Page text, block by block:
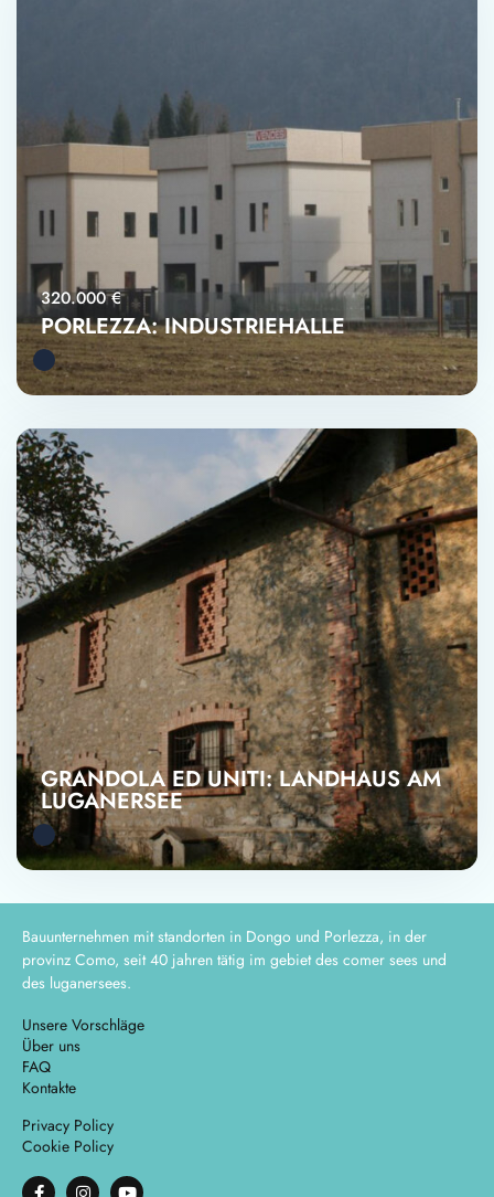
320.000 €
PORLEZZA: INDUSTRIEHALLE
GRANDOLA ED UNITI: LANDHAUS AM
LUGANERSEE
Bauunternehmen mit standorten in Dongo und Porlezza, in der
provinz Como, seit 40 jahren tätig im gebiet des comer sees und
des luganersees.
Unsere Vorschläge
Über uns
FAQ
Kontakte
Privacy Policy
Cookie Policy